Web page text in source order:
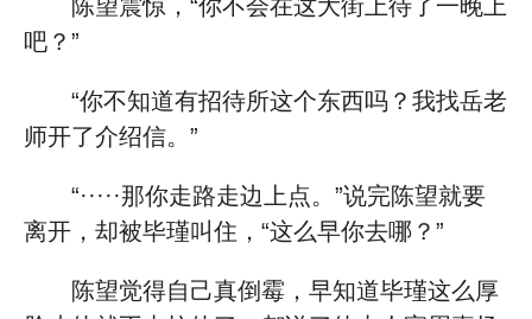
陈望震惊，“你不会在这大街上待了一晚上
吧？”
“你不知道有招待所这个东西吗？我找岳老
师开了介绍信。”
“·····那你走路走边上点。”说完陈望就要
离开，却被毕瑾叫住，“这么早你去哪？”
陈望觉得自己真倒霉，早知道毕瑾这么厚